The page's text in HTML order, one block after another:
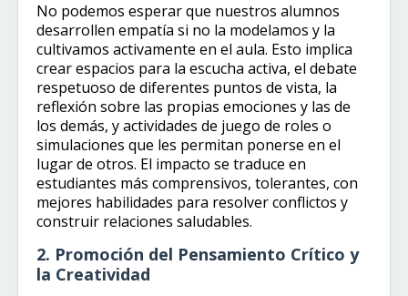
No podemos esperar que nuestros alumnos
desarrollen empatía si no la modelamos y la
cultivamos activamente en el aula. Esto implica
crear espacios para la escucha activa, el debate
respetuoso de diferentes puntos de vista, la
reflexión sobre las propias emociones y las de
los demás, y actividades de juego de roles o
simulaciones que les permitan ponerse en el
lugar de otros. El impacto se traduce en
estudiantes más comprensivos, tolerantes, con
mejores habilidades para resolver conflictos y
construir relaciones saludables.
2. Promoción del Pensamiento Crítico y
la Creatividad